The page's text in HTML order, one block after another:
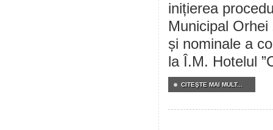
inițierea
Municipal
și nominale a
la Î.M. Hotelul
CITEŞTE MAI MULT...